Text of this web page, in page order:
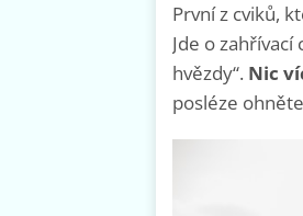
První z cviků,
Jde o
hvězdy“. Nic
posléze